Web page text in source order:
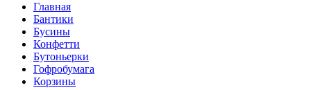
Главная
Бантики
Бусины
Конфетти
Бутоньерки
Гофробумага
Корзины